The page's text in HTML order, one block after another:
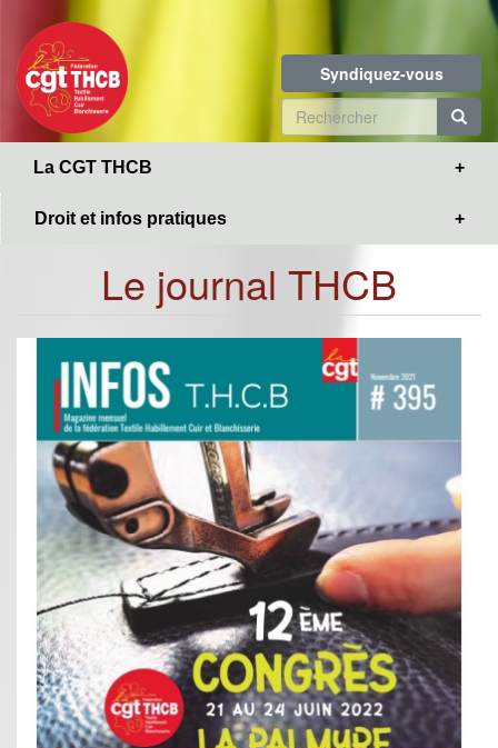
contenu
principal
Syndiquez-vous
Formulaire
de
La CGT THCB
Droit et infos pratiques
Le journal THCB